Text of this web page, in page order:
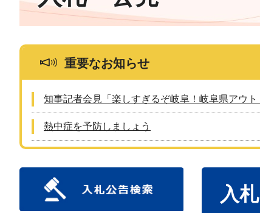
重要なお知らせ
知事記者会見「楽しすぎるぞ岐阜！岐阜県アウ
熱中症を予防しましょう
入